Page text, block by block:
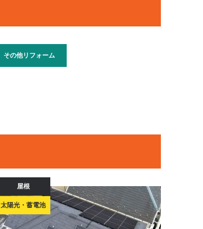
その他リフォーム
屋根
太陽光・蓄電池